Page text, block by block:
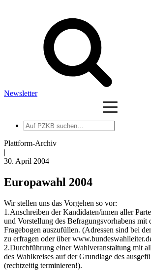
Newsletter
Auf
PZKB
suchen
Plattform-Archiv
|
30. April 2004
Europawahl 2004
Wir stellen uns das Vorgehen so vor:
1.Anschreiben der Kandidaten/innen aller
und Vorstellung des Befragungsvorhabens mit
Fragebogen auszufüllen. (Adressen sind bei
zu erfragen oder über
2.Durchführung einer Wahlveranstaltung mit
des Wahlkreises auf der Grundlage des
(rechtzeitig terminieren!).